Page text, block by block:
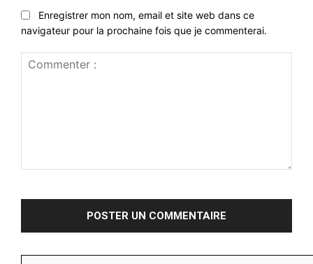
Enregistrer mon nom, email et site web dans ce
navigateur pour la prochaine fois que je commenterai.